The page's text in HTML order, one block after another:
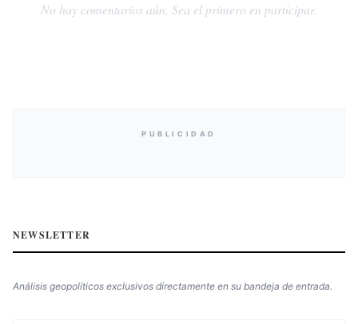
No hay comentarios aún. Sea el primero en participar.
PUBLICIDAD
NEWSLETTER
Análisis geopolíticos exclusivos directamente en su bandeja de entrada.